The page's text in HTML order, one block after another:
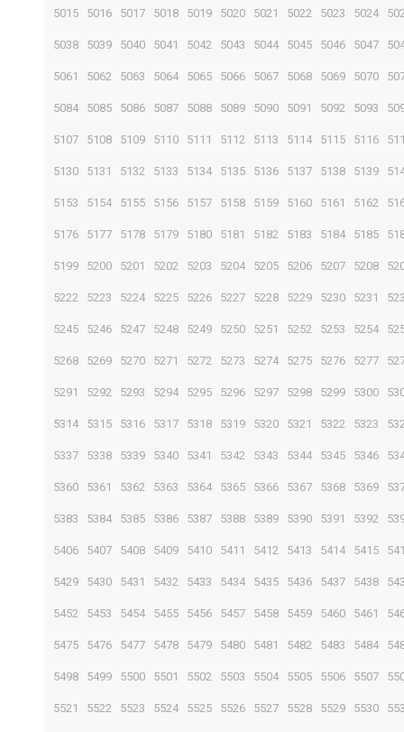
5015 5016 5017 5018 5019 5020 5021 5022 5023 5024
5038 5039 5040 5041 5042 5043 5044 5045 5046 5047
5061 5062 5063 5064 5065 5066 5067 5068 5069 5070
5084 5085 5086 5087 5088 5089 5090 5091 5092 5093
5107 5108 5109 5110 5111 5112 5113 5114 5115 5116
5130 5131 5132 5133 5134 5135 5136 5137 5138 5139
5153 5154 5155 5156 5157 5158 5159 5160 5161 5162
5176 5177 5178 5179 5180 5181 5182 5183 5184 5185
5199 5200 5201 5202 5203 5204 5205 5206 5207 5208
5222 5223 5224 5225 5226 5227 5228 5229 5230 5231
5245 5246 5247 5248 5249 5250 5251 5252 5253 5254
5268 5269 5270 5271 5272 5273 5274 5275 5276 5277
5291 5292 5293 5294 5295 5296 5297 5298 5299 5300
5314 5315 5316 5317 5318 5319 5320 5321 5322 5323
5337 5338 5339 5340 5341 5342 5343 5344 5345 5346
5360 5361 5362 5363 5364 5365 5366 5367 5368 5369
5383 5384 5385 5386 5387 5388 5389 5390 5391 5392
5406 5407 5408 5409 5410 5411 5412 5413 5414 5415
5429 5430 5431 5432 5433 5434 5435 5436 5437 5438
5452 5453 5454 5455 5456 5457 5458 5459 5460 5461
5475 5476 5477 5478 5479 5480 5481 5482 5483 5484
5498 5499 5500 5501 5502 5503 5504 5505 5506 5507
5521 5522 5523 5524 5525 5526 5527 5528 5529 5530